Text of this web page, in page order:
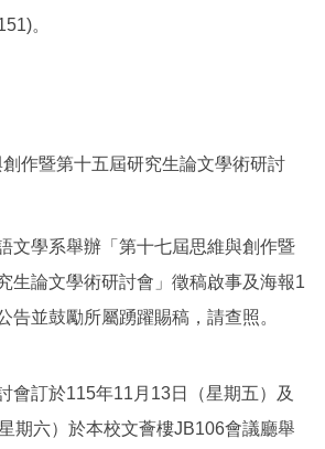
。
作暨第十五屆研究生論文學術研討
文學系舉辦「第十七屆思維與創作暨
生論文學術研討會」徵稿啟事及海報1
告並鼓勵所屬踴躍賜稿，請查照。
會訂於115年11月13日（星期五）及
期六）於本校文薈樓JB106會議廳舉